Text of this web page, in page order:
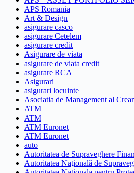
APS Romania
Art & Design
asigurare casco
asigurare Cetelem
asigurare credit
Asigurare de viata
asigurare de viata credit
asigurare RCA
Asigurari
asigurari locuinte
Asociatia de Management al
ATM
ATM
ATM Euronet
ATM Euronet
auto
Autoritatea de Supraveghere
Autoritatea Naţională de